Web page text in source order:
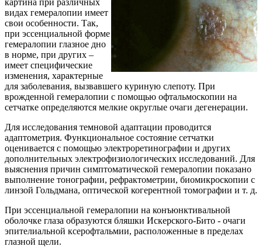
картина при различных
видах гемералопии имеет
свои особенности. Так,
при эссенциальной форме
гемералопии глазное дно
в норме, при других –
имеет специфические
изменения, характерные
для заболевания, вызвавшего куриную слепоту. При
врожденной гемералопии с помощью офтальмоскопии на
сетчатке определяются мелкие округлые очаги дегенерации.
Для исследования темновой адаптации проводится
адаптометрия. Функциональное состояние сетчатки
оценивается с помощью электроретинографии и других
дополнительных электрофизиологических исследований. Для
выяснения причин симптоматической гемералопии показано
выполнение тонографии, рефрактометрии, биомикроскопии с
линзой Гольдмана, оптической когерентной томографии и т. д.
При эссенциальной гемералопии на конъюнктивальной
оболочке глаза образуются бляшки Искерского-Бито - очаги
эпителиальной ксерофтальмии, расположенные в пределах
глазной щели.